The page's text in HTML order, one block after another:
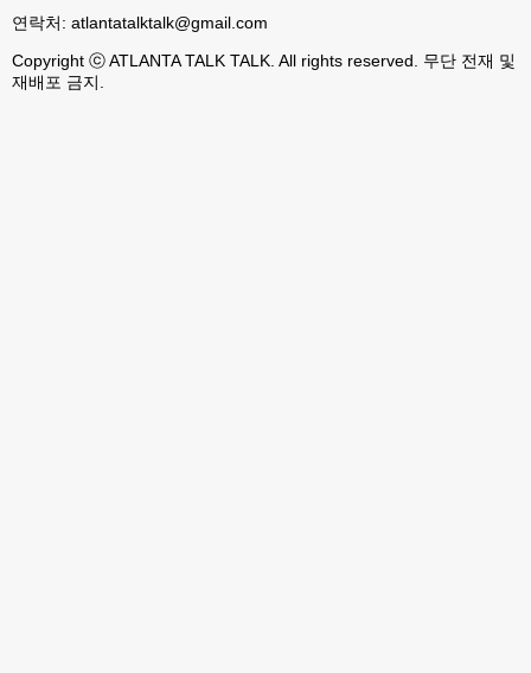
연락처: atlantatalktalk@gmail.com
Copyright ⓒ ATLANTA TALK TALK. All rights reserved. 무단 전재 및
재배포 금지.